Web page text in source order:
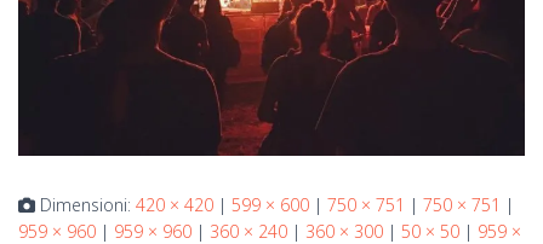
Dimensioni: 420 × 420 | 599 × 600 | 750 × 751 | 750 × 751 |
959 × 960 | 959 × 960 | 360 × 240 | 360 × 300 | 50 × 50 | 959 ×